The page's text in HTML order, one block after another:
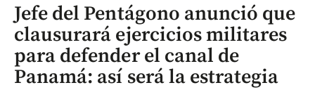
Jefe del Pentágono anunció que
clausurará ejercicios militares
para defender el canal de
Panamá: así será la estrategia